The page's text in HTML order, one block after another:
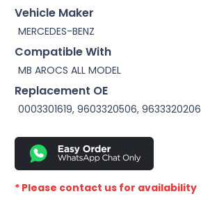
Vehicle Maker
MERCEDES-BENZ
Compatible With
MB AROCS ALL MODEL
Replacement OE
0003301619, 9603320506, 9633320206
* Please contact us for availability